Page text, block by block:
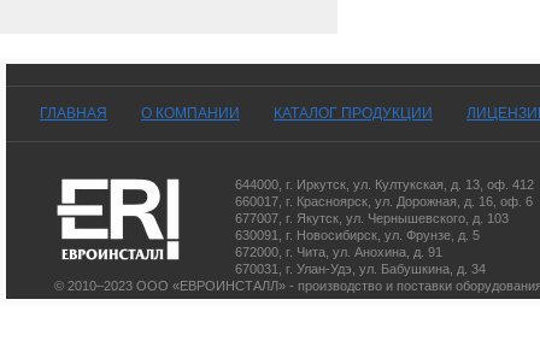
ГЛАВНАЯ О КОМПАНИИ КАТАЛОГ ПРОДУКЦИИ
644000 г. Иркутск ул. Култукская, д. 13 , оф. 412
660017 г. Красноярск ул. Дорожная, д. 16, оф. 6
677007 г. Якутск ул. Чернышевского, д. 103
630091
г. Новосибирск ул. Фрунзе, д. 5
672000 г. Чита ул. Анохина, д. 91
670031
г. Улан-Удэ ул. Бабушкина, д. 34
© 2010–2023 ООО «ЕВРОИНСТАЛЛ» - производство и поставки оборудования